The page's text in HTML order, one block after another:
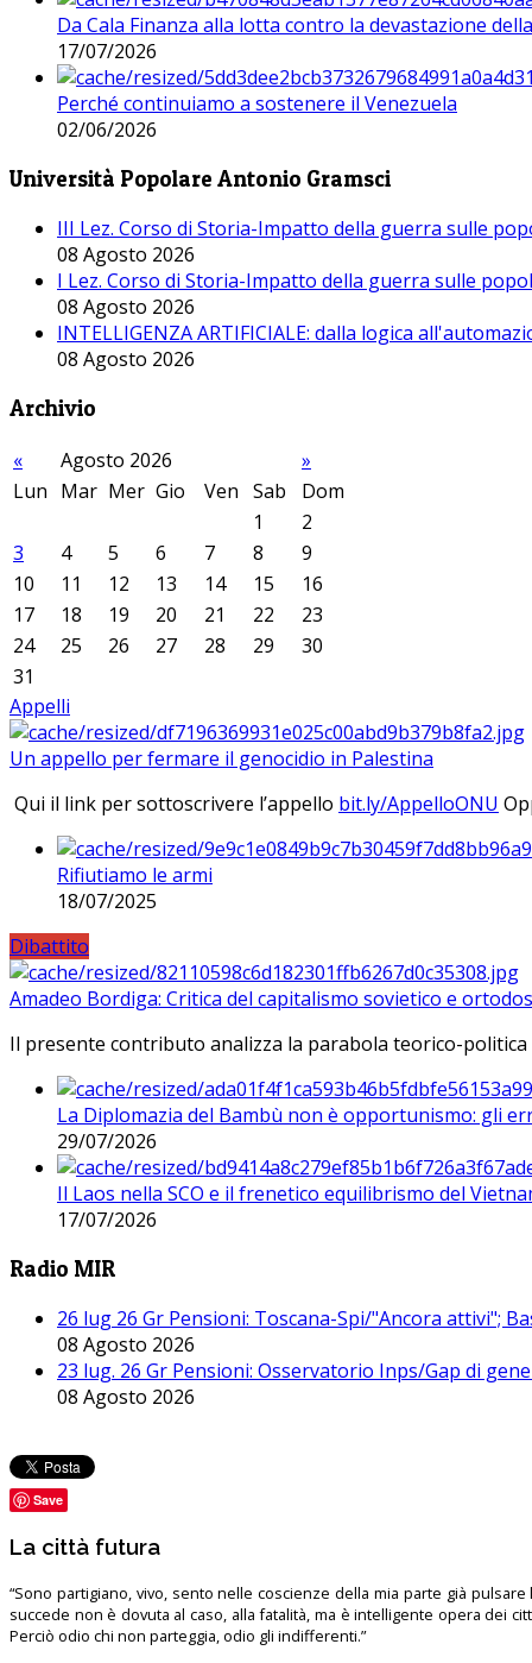
Da Cala Finanza alla lotta contro la devastazione
17/07/2026
Perché continuiamo a sostenere il Venezuela
02/06/2026
Università Popolare Antonio Gramsci
III Lez. Corso di Storia-Impatto della guerra sulle
08 Agosto 2026
I Lez. Corso di Storia-Impatto della guerra sulle
08 Agosto 2026
INTELLIGENZA ARTIFICIALE: dalla logica
08 Agosto 2026
Archivio
« Agosto 2026
»
Lun Mar Mer Gio Ven Sab
Dom
1
2
3
4 5 6 7 8
9
10
11 12 13 14 15
16
17
18 19 20 21 22
23
24
25 26 27 28 29
30
31
Appelli
Un appello per fermare il genocidio in Palestina
Qui il link per sottoscrivere l’appello bit.ly/AppelloONU
Rifiutiamo le armi
18/07/2025
Dibattito
Amadeo Bordiga: Critica del capitalismo sovietico e
Il presente contributo analizza la parabola teorico-
La Diplomazia del Bambù non è opportunismo: gli
29/07/2026
Il Laos nella SCO e il frenetico equilibrismo del
17/07/2026
Radio MIR
26 lug 26 Gr Pensioni: Toscana-Spi/"Ancora attivi";
08 Agosto 2026
23 lug. 26 Gr Pensioni: Osservatorio Inps/Gap di
08 Agosto 2026
Save
La città futura
“Sono partigiano, vivo, sento nelle coscienze della mia parte già pulsare
succede non è dovuta al caso, alla fatalità, ma è intelligente opera dei
Perciò odio chi non parteggia, odio gli indifferenti.”